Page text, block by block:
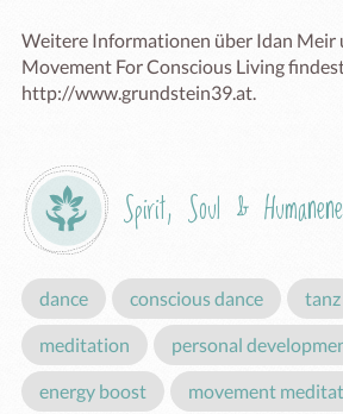
Weitere Informationen über Idan Meir
Movement For Conscious Living
http://www.grundstein39.at.
Spirit, Soul &
dance conscious dance tanz
meditation personal
energy boost movement